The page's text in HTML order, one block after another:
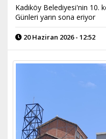
Kadıköy Belediyesi'nin 10.
Günleri yarın sona eriyor
20 Haziran 2026 - 12:52